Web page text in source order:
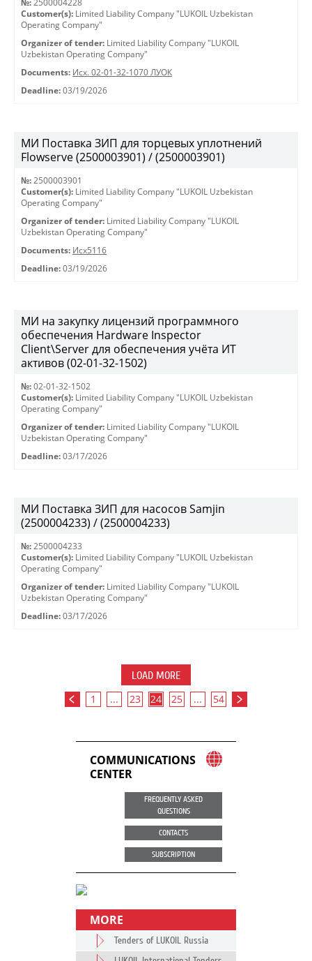
№: 2500004228
Customer(s): Limited Liability Company "LUKOIL Uzbekistan
Operating Company"
Organizer of tender: Limited Liability Company "LUKOIL
Uzbekistan Operating Company"
Documents: Исх. 02-01-32-1070 ЛУОК
Deadline: 03/19/2026
МИ Поставка ЗИП для торцевых уплотнений
Flowserve (2500003901) / (2500003901)
№: 2500003901
Customer(s): Limited Liability Company "LUKOIL Uzbekistan
Operating Company"
Organizer of tender: Limited Liability Company "LUKOIL
Uzbekistan Operating Company"
Documents: Исх5116
Deadline: 03/19/2026
МИ на закупку лицензий программного
обеспечения Hardware Inspector
Client\Server для обеспечения учёта ИТ
активов (02-01-32-1502)
№: 02-01-32-1502
Customer(s): Limited Liability Company "LUKOIL Uzbekistan
Operating Company"
Organizer of tender: Limited Liability Company "LUKOIL
Uzbekistan Operating Company"
Deadline: 03/17/2026
МИ Поставка ЗИП для насосов Samjin
(2500004233) / (2500004233)
№: 2500004233
Customer(s): Limited Liability Company "LUKOIL Uzbekistan
Operating Company"
Organizer of tender: Limited Liability Company "LUKOIL
Uzbekistan Operating Company"
Deadline: 03/17/2026
LOAD MORE
1 ... 23 24 25 ... 54
COMMUNICATIONS
CENTER
FREQUENTLY ASKED
QUESTIONS
CONTACTS
SUBSCRIPTION
MORE
Tenders of LUKOIL Russia